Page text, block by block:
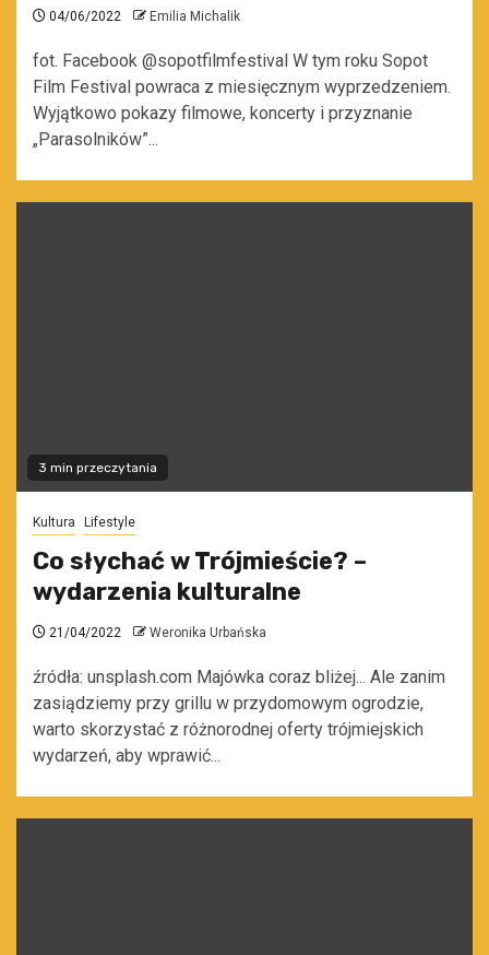
04/06/2022 Emilia Michalik
fot. Facebook @sopotfilmfestival W tym roku Sopot
Film Festival powraca z miesięcznym wyprzedzeniem.
Wyjątkowo pokazy filmowe, koncerty i przyznanie
„Parasolników”...
3 min przeczytania
Kultura Lifestyle
Co słychać w Trójmieście? –
wydarzenia kulturalne
21/04/2022 Weronika Urbańska
źródła: unsplash.com Majówka coraz bliżej... Ale zanim
zasiądziemy przy grillu w przydomowym ogrodzie,
warto skorzystać z różnorodnej oferty trójmiejskich
wydarzeń, aby wprawić...